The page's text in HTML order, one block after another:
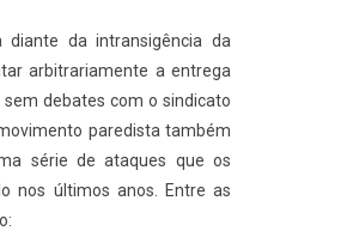
da intransigência da
arbitrariamente a entrega
debates com o sindicato
paredista também
série de ataques que os
nos últimos anos. Entre as